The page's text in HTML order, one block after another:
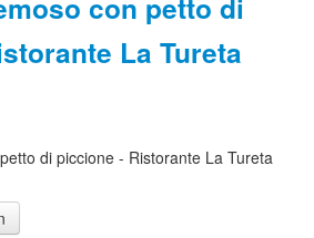
La Tureta
di piccione - Ristorante La Tureta